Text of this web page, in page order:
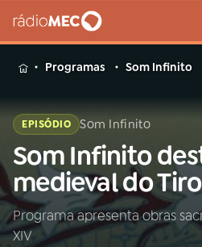
MENU
Buscar
na
Rádio
MEC
Buscar
Programas Som Infinito
EPISÓDIO Som Infinito
Som Infinito
medieval do
Programa apresenta obras
XIV